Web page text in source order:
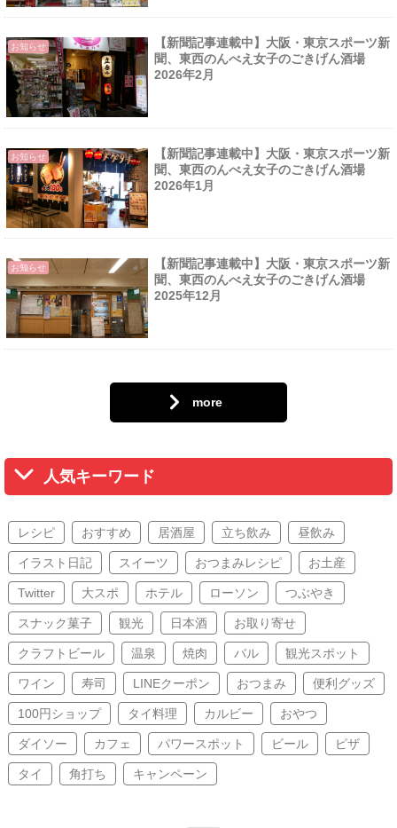
お知らせ
【新聞記事連載中】大阪・東京スポーツ新
聞、東西のんべえ女子のごきげん酒場
2026年2月
お知らせ
【新聞記事連載中】大阪・東京スポーツ新
聞、東西のんべえ女子のごきげん酒場
2026年1月
お知らせ
【新聞記事連載中】大阪・東京スポーツ新
聞、東西のんべえ女子のごきげん酒場
2025年12月
more
人気キーワード
レシピ おすすめ 居酒屋 立ち飲み 昼飲み
イラスト日記 スイーツ おつまみレシピ お土産
Twitter 大スポ ホテル ローソン つぶやき
スナック菓子 観光 日本酒 お取り寄せ
クラフトビール 温泉 焼肉 バル 観光スポット
ワイン 寿司 LINEクーポン おつまみ 便利グッズ
100円ショップ タイ料理 カルビー おやつ
ダイソー カフェ パワースポット ビール ピザ
タイ 角打ち キャンペーン